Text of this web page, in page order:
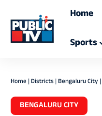
Home
Sports
Home |Districts|Bengaluru City |
BENGALURU CITY